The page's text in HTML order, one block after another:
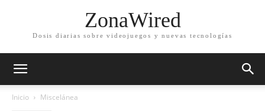
ZonaWired
Dosis diarias sobre videojuegos y nuevas tecnologías
Inicio Miscelánea